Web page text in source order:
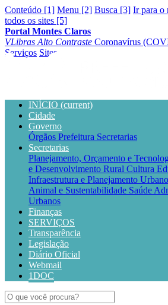
Conteúdo [1] Menu [2] Busca [3] Ir para o
todos os sites [5]
Portal Montes Claros
VLibras Alto Contraste Coronavírus
Serviços Sites
INÍCIO (current)
Cidade
Governo
Órgãos Prefeitura Secretarias
Secretarias
Planejamento, Orçamento e
e Desenvolvimento Rural Cultura
Infraestrutura e Planejamento Urbano
Animal e Sustentabilidade Saúde
Urbanos
Finanças
SERVIÇOS
Transparência
Legislação
Diário Oficial
Webmail
1DOC